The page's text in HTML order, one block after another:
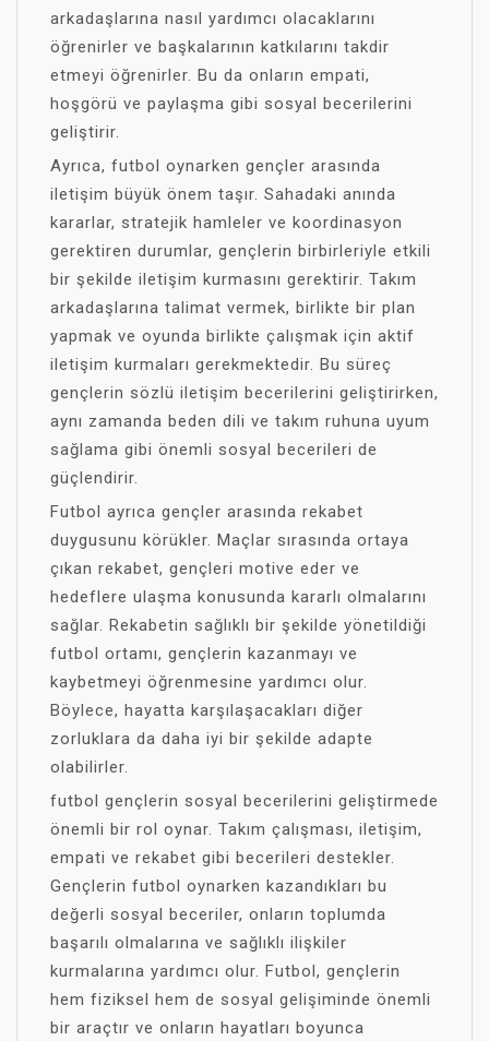
arkadaşlarına nasıl yardımcı olacaklarını
öğrenirler ve başkalarının katkılarını takdir
etmeyi öğrenirler. Bu da onların empati,
hoşgörü ve paylaşma gibi sosyal becerilerini
geliştirir.
Ayrıca, futbol oynarken gençler arasında
iletişim büyük önem taşır. Sahadaki anında
kararlar, stratejik hamleler ve koordinasyon
gerektiren durumlar, gençlerin birbirleriyle etkili
bir şekilde iletişim kurmasını gerektirir. Takım
arkadaşlarına talimat vermek, birlikte bir plan
yapmak ve oyunda birlikte çalışmak için aktif
iletişim kurmaları gerekmektedir. Bu süreç
gençlerin sözlü iletişim becerilerini geliştirirken,
aynı zamanda beden dili ve takım ruhuna uyum
sağlama gibi önemli sosyal becerileri de
güçlendirir.
Futbol ayrıca gençler arasında rekabet
duygusunu körükler. Maçlar sırasında ortaya
çıkan rekabet, gençleri motive eder ve
hedeflere ulaşma konusunda kararlı olmalarını
sağlar. Rekabetin sağlıklı bir şekilde yönetildiği
futbol ortamı, gençlerin kazanmayı ve
kaybetmeyi öğrenmesine yardımcı olur.
Böylece, hayatta karşılaşacakları diğer
zorluklara da daha iyi bir şekilde adapte
olabilirler.
futbol gençlerin sosyal becerilerini geliştirmede
önemli bir rol oynar. Takım çalışması, iletişim,
empati ve rekabet gibi becerileri destekler.
Gençlerin futbol oynarken kazandıkları bu
değerli sosyal beceriler, onların toplumda
başarılı olmalarına ve sağlıklı ilişkiler
kurmalarına yardımcı olur. Futbol, gençlerin
hem fiziksel hem de sosyal gelişiminde önemli
bir araçtır ve onların hayatları boyunca